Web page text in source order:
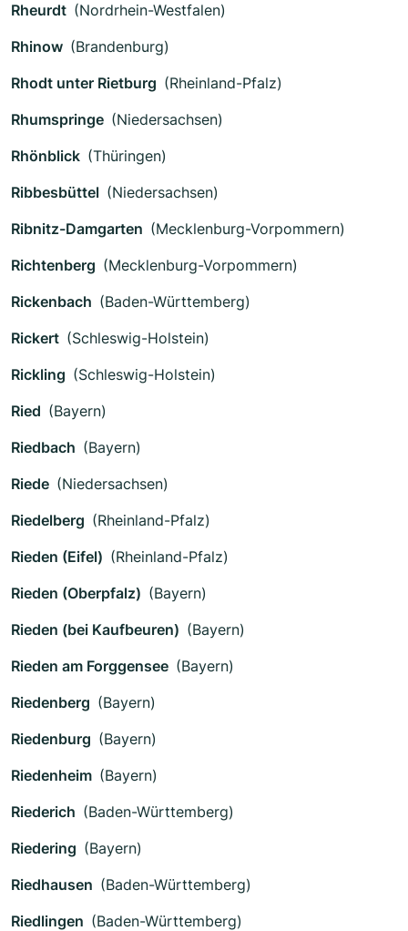
Rheurdt (Nordrhein-Westfalen)
Rhinow (Brandenburg)
Rhodt unter Rietburg (Rheinland-Pfalz)
Rhumspringe (Niedersachsen)
Rhönblick (Thüringen)
Ribbesbüttel (Niedersachsen)
Ribnitz-Damgarten (Mecklenburg-Vorpommern)
Richtenberg (Mecklenburg-Vorpommern)
Rickenbach (Baden-Württemberg)
Rickert (Schleswig-Holstein)
Rickling (Schleswig-Holstein)
Ried (Bayern)
Riedbach (Bayern)
Riede (Niedersachsen)
Riedelberg (Rheinland-Pfalz)
Rieden (Eifel) (Rheinland-Pfalz)
Rieden (Oberpfalz) (Bayern)
Rieden (bei Kaufbeuren) (Bayern)
Rieden am Forggensee (Bayern)
Riedenberg (Bayern)
Riedenburg (Bayern)
Riedenheim (Bayern)
Riederich (Baden-Württemberg)
Riedering (Bayern)
Riedhausen (Baden-Württemberg)
Riedlingen (Baden-Württemberg)